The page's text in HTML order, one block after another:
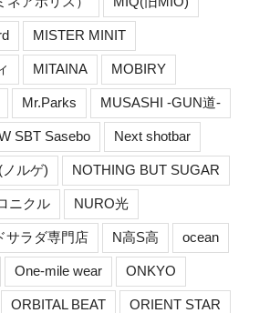
MISTER MINIT
MITAINA MOBIRY
Mr.Parks MUSASHI -GUN道-
SBT Sasebo Next shotbar
ルゲ) NOTHING BUT SUGAR
ニクル NURO光
サラダ専門店 N高S高 ocean
One-mile wear ONKYO
ORBITAL BEAT ORIENT STAR